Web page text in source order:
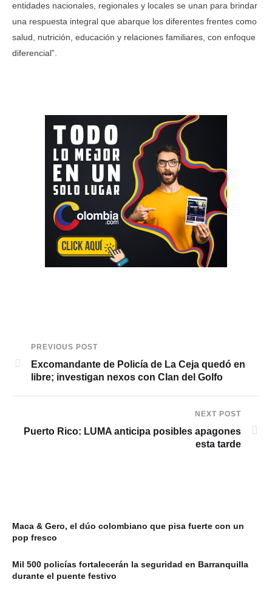
entidades nacionales, regionales y locales se unan para brindar
una respuesta integral que abarque los diferentes frentes como
salud, nutrición, educación y relaciones familiares, con enfoque
diferencial”.
PREVIOUS POST
Excomandante de Policía de La Ceja quedó en
libre; investigan nexos con Clan del Golfo
NEXT POST
Puerto Rico: LUMA anticipa posibles apagones
esta tarde
Maca & Gero, el dúo colombiano que pisa fuerte con un
pop fresco
Mil 500 policías fortalecerán la seguridad en Barranquilla
durante el puente festivo